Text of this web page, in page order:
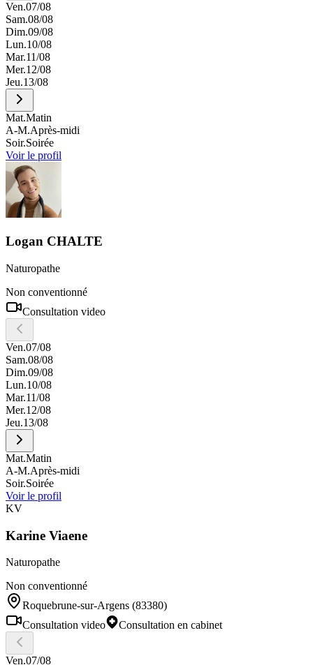
Ven.07/08
Sam.08/08
Dim.09/08
Lun.10/08
Mar.11/08
Mer.12/08
Jeu.13/08
Mat.Matin
A-M.Après-midi
Soir.Soirée
Voir le profil
Logan CHALTE
Naturopathe
Non conventionné
Consultation video
Ven.07/08
Sam.08/08
Dim.09/08
Lun.10/08
Mar.11/08
Mer.12/08
Jeu.13/08
Mat.Matin
A-M.Après-midi
Soir.Soirée
Voir le profil
KV
Karine Viaene
Naturopathe
Non conventionné
Roquebrune-sur-Argens (83380)
Consultation video
Consultation en cabinet
Ven.07/08